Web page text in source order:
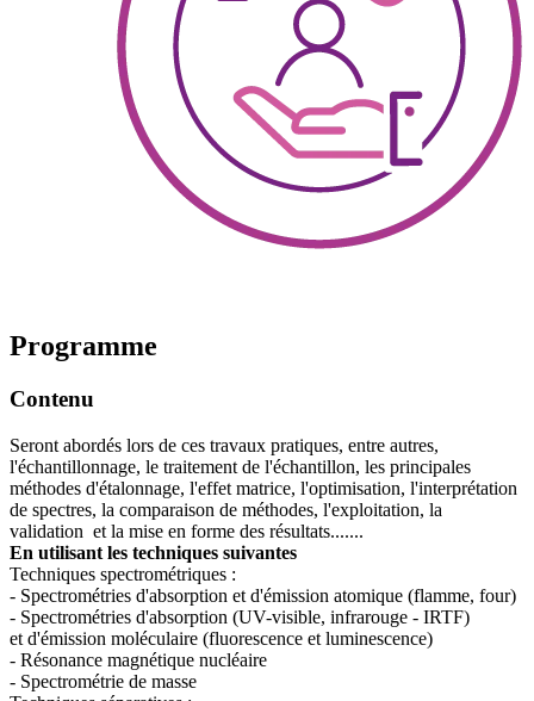
Programme
Contenu
Seront abordés lors de ces travaux pratiques, entre autres,
l'échantillonnage, le traitement de l'échantillon, les principales
méthodes d'étalonnage, l'effet matrice, l'optimisation, l'interprétation
de spectres, la comparaison de méthodes, l'exploitation, la
validation et la mise en forme des résultats.......
En utilisant les techniques suivantes
Techniques spectrométriques :
- Spectrométries d'absorption et d'émission atomique (flamme, four)
- Spectrométries d'absorption (UV-visible, infrarouge - IRTF)
et d'émission moléculaire (fluorescence et luminescence)
- Résonance magnétique nucléaire
- Spectrométrie de masse